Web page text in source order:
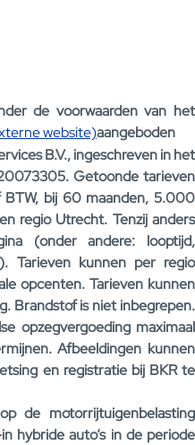
de voorwaarden van het
website)aangeboden
B.V., ingeschreven in het
Getoonde tarieven
BTW, bij 60 maanden, 5.000
regio Utrecht. Tenzij anders
(onder andere: looptijd,
Tarieven kunnen per regio
opcenten. Tarieven kunnen
Brandstof is niet inbegrepen.
opzegvergoeding maximaal
Afbeeldingen kunnen
en registratie bij BKR te
de motorrijtuigenbelasting
hybride auto’s in de periode